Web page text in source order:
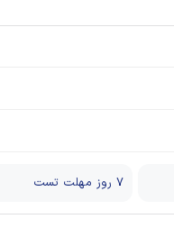
7 روز مهلت تست